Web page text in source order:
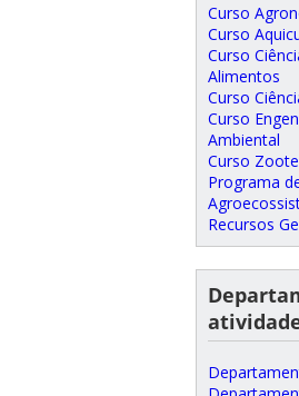
Curso
Curso
Curso
Alimentos
Curso
Curso
Ambiental
Curso
Programa
Recursos